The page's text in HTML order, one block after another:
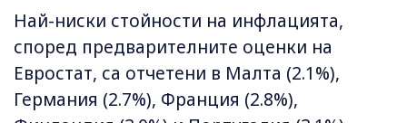
Най-ниски стойности на инфлацията,
според предварителните оценки на
Евростат, са отчетени в Малта (2.1%),
Германия (2.7%), Франция (2.8%),